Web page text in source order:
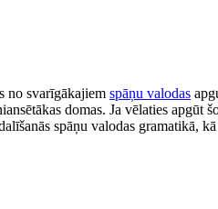
no svarīgākajiem spāņu valodas
domas. Ja vēlaties apgūt
spāņu valodas gramatikā,